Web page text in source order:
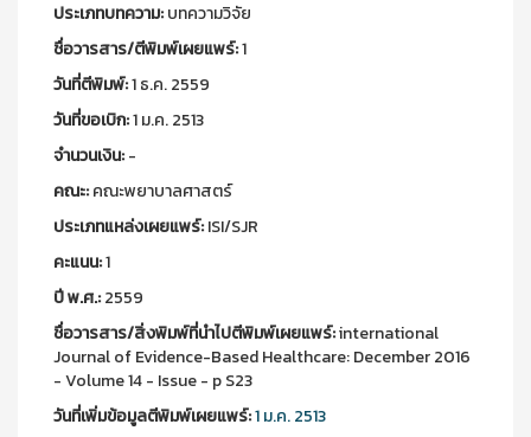
ประเภทบทความ:บทความวิจัย
ชื่อวารสาร/ตีพิมพ์เผยแพร์:1
วันที่ตีพิมพ์:1 ธ.ค. 2559
วันที่ขอเบิก:1 ม.ค. 2513
จำนวนเงิน:-
คณะ:คณะพยาบาลศาสตร์
ประเภทแหล่งเผยแพร์:ISI/SJR
คะแนน:1
ปี พ.ศ.:2559
ชื่อวารสาร/สิ่งพิมพ์ที่นำไปตีพิมพ์เผยแพร์:international
Journal of Evidence-Based Healthcare: December 2016
- Volume 14 - Issue - p S23
วันที่เพิ่มข้อมูลตีพิมพ์เผยแพร์:1 ม.ค. 2513